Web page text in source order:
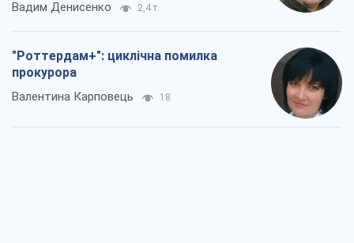
Вадим Денисенко 2,4 т.
"Роттердам+": циклічна помилка
прокурора
Валентина Карповець 18